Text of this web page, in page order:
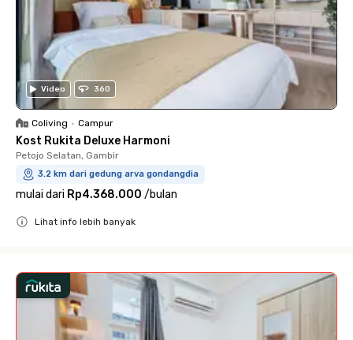
Video 360
Coliving • Campur
Kost Rukita Deluxe Harmoni
Petojo Selatan, Gambir
3.2 km dari gedung arva gondangdia
mulai dari Rp4.368.000 /bulan
Lihat info lebih banyak